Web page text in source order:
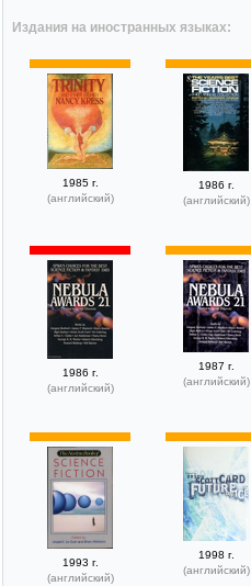
Издания на иностранных языках:
1985 г.
(английский)
1986 г.
(английский)
1986 г.
(английский)
1987 г.
(английский)
1993 г.
(английский)
1998 г.
(английский)